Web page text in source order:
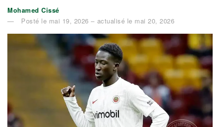
Mohamed Cissé
Posté le mai 19, 2026 – actualisé le mai 20, 2026